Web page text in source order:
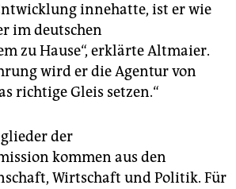
innehatte, ist er wie
im deutschen
zu Hause“, erklärte Altmaier.
wird er die Agentur von
richtige Gleis setzen.“
der
kommen aus den
Wirtschaft und Politik. Für